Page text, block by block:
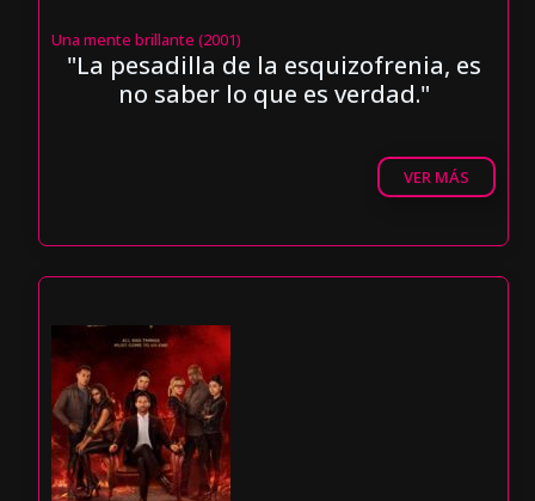
Una mente brillante (2001)
"La pesadilla de la esquizofrenia, es
no saber lo que es verdad."
VER MÁS